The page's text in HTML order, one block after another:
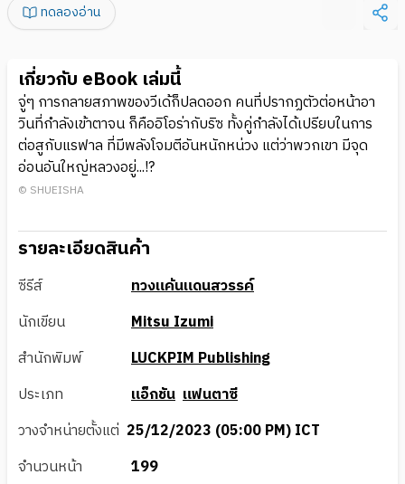
ทดลองอ่าน
เกี่ยวกับ eBook เล่มนี้
จู่ๆ การกลายสภาพของวีเด้ก็ปลดออก คนที่ปรากฏตัวต่อหน้าอา
วินที่กำลังเข้าตาจน ก็คืออิโอร่ากับริซ ทั้งคู่กำลังได้เปรียบในการ
ต่อสูกับแรฟาล ที่มีพลังโจมตีอันหนักหน่วง แต่ว่าพวกเขา มีจุด
อ่อนอันใหญ่หลวงอยู่...!?
© SHUEISHA
รายละเอียดสินค้า
ซีรีส์
ทวงแค้นแดนสวรรค์
นักเขียน
Mitsu Izumi
สำนักพิมพ์
LUCKPIM Publishing
ประเภท
แอ็กชัน แฟนตาซี
วางจำหน่ายตั้งแต่ 25/12/2023 (05:00 PM) ICT
จำนวนหน้า
199